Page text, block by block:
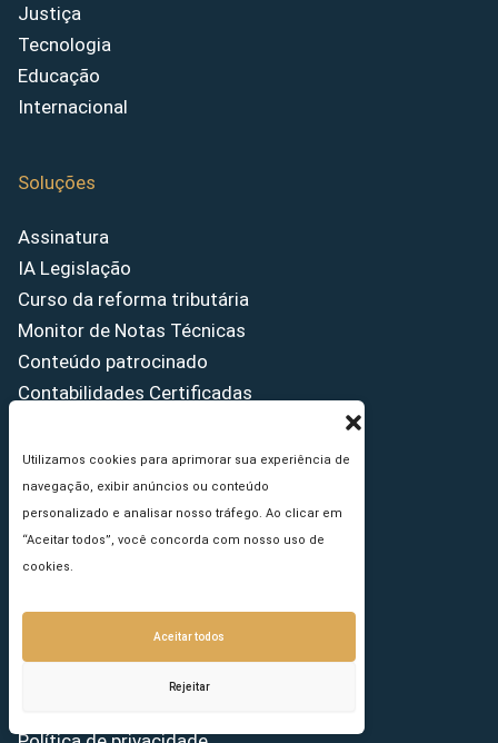
Utilizamos cookies para aprimorar sua experiência de
navegação, exibir anúncios ou conteúdo
personalizado e analisar nosso tráfego. Ao clicar em
“Aceitar todos”, você concorda com nosso uso de
cookies.
Aceitar todos
Rejeitar
Justiça
Tecnologia
Educação
Internacional
Soluções
Assinatura
IA Legislação
Curso da reforma tributária
Monitor de Notas Técnicas
Conteúdo patrocinado
Contabilidades Certificadas
Saiba mais
Sobre nós
Institucional
Apoiadores